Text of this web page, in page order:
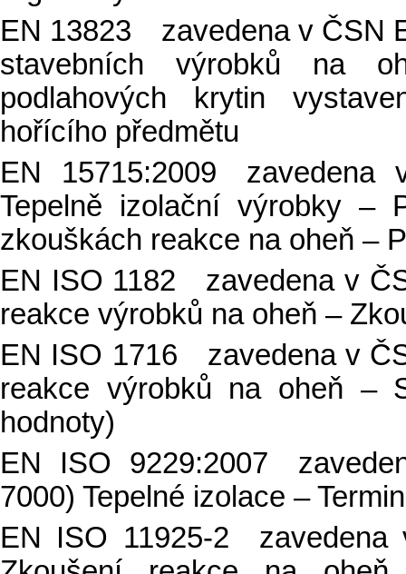
EN 13823 zavedena v ČSN
stavebních výrobků na
podlahových krytin
hořícího předmětu
EN 15715:2009 zavedena
Tepelně izolační výrobky –
zkouškách reakce na oheň –
EN ISO 1182 zavedena v
reakce výrobků na oheň –
EN ISO 1716 zavedena v
reakce výrobků na oheň –
hodnoty)
EN ISO 9229:2007
7000) Tepelné izolace –
EN ISO 11925-2 zavedena